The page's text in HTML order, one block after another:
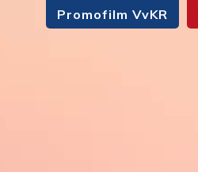
Promofilm VvKR